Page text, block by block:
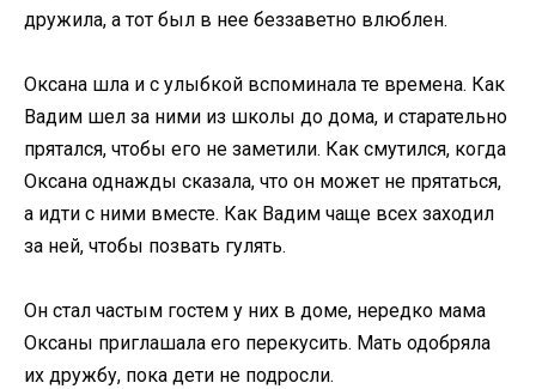
дружила, а тот был в нее беззаветно влюблен.
Оксана шла и с улыбкой вспоминала те времена. Как
Вадим шел за ними из школы до дома, и старательно
прятался, чтобы его не заметили. Как смутился, когда
Оксана однажды сказала, что он может не прятаться,
а идти с ними вместе. Как Вадим чаще всех заходил
за ней, чтобы позвать гулять.
Он стал частым гостем у них в доме, нередко мама
Оксаны приглашала его перекусить. Мать одобряла
их дружбу, пока дети не подросли.